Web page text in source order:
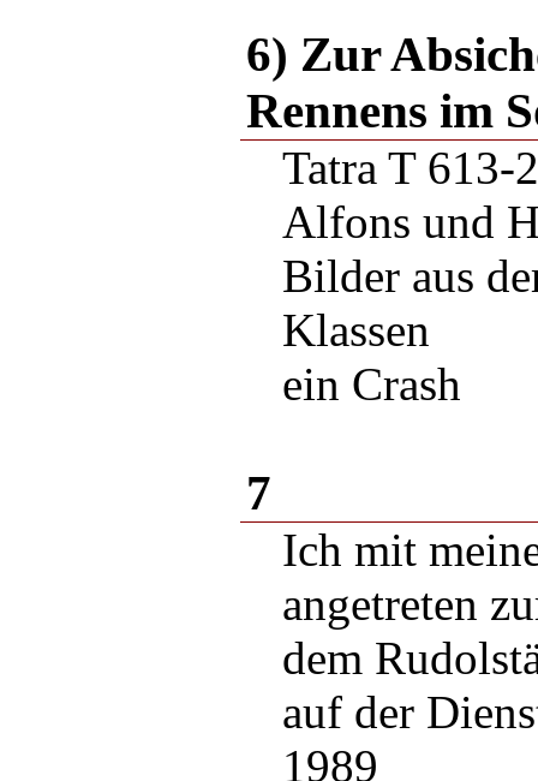
6) Zur
Rennens im
Tatra T 613-2
Alfons und
Bilder aus
Klassen
ein Crash
7
Ich mit
angetreten
dem
auf der
1989